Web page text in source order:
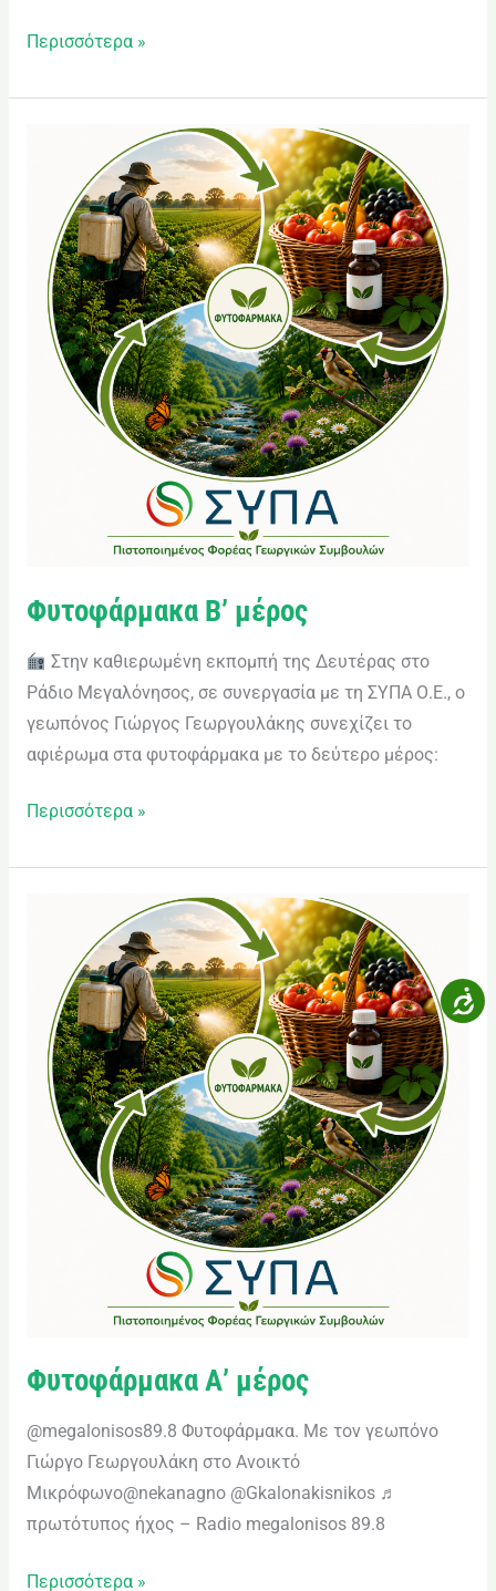
Περισσότερα »
Φυτοφάρμακα Β’ μέρος
Στην καθιερωμένη εκπομπή της Δευτέρας στο
Ράδιο Μεγαλόνησος, σε συνεργασία με τη ΣΥΠΑ Ο.Ε., ο
γεωπόνος Γιώργος Γεωργουλάκης συνεχίζει το
αφιέρωμα στα φυτοφάρμακα με το δεύτερο μέρος:
Φυτοφάρμακα
μέρος
Περισσότερα »
Φυτοφάρμακα Α’ μέρος
@megalonisos89.8 Φυτοφάρμακα. Με τον γεωπόνο
Γιώργο Γεωργουλάκη στο Ανοικτό
Μικρόφωνο@nekanagno @Gkalonakisnikos ♬
πρωτότυπος ήχος – Radio megalonisos 89.8
Φυτοφάρμακα
μέρος
Περισσότερα »